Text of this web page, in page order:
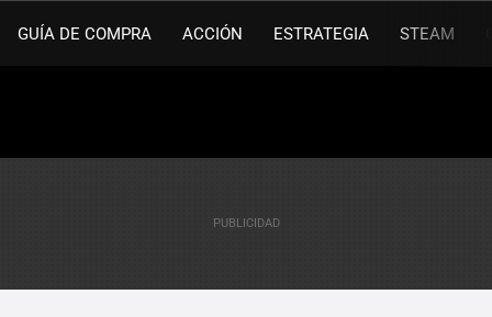
GUÍA DE COMPRA ACCIÓN ESTRATEGIA STEAM